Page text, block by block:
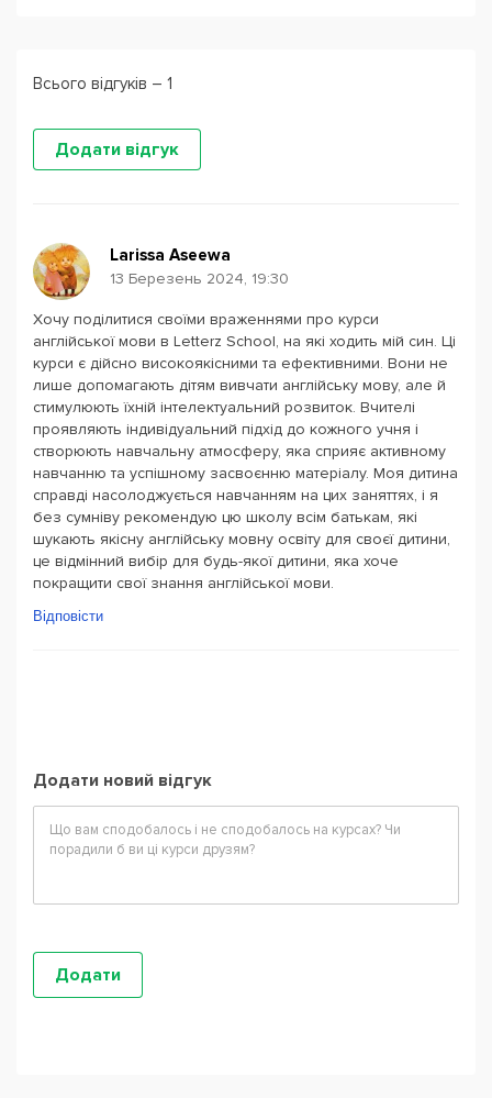
Всього відгуків – 1
Додати відгук
Larissa Aseewa
13 Березень 2024, 19:30
Хочу поділитися своїми враженнями про курси
англійської мови в Letterz School, на які ходить мій син. Ці
курси є дійсно високоякісними та ефективними. Вони не
лише допомагають дітям вивчати англійську мову, але й
стимулюють їхній інтелектуальний розвиток. Вчителі
проявляють індивідуальний підхід до кожного учня і
створюють навчальну атмосферу, яка сприяє активному
навчанню та успішному засвоєнню матеріалу. Моя дитина
справді насолоджується навчанням на цих заняттях, і я
без сумніву рекомендую цю школу всім батькам, які
шукають якісну англійську мовну освіту для своєї дитини,
це відмінний вибір для будь-якої дитини, яка хоче
покращити свої знання англійської мови.
Відповісти
Додати новий відгук